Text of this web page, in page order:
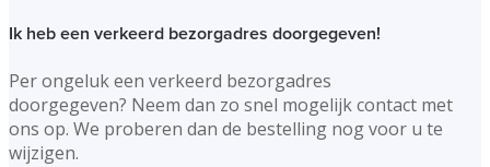
Ik heb een verkeerd bezorgadres doorgegeven!
Per ongeluk een verkeerd bezorgadres
doorgegeven? Neem dan zo snel mogelijk contact met
ons op. We proberen dan de bestelling nog voor u te
wijzigen.